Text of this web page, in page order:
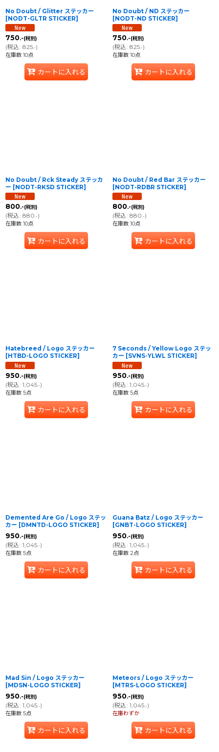
No Doubt / Glitter ステッカー
[NODT-GLTR STICKER]
750.-(税別)
(税込: 825.-)
在庫数 10点
カートに入れる
No Doubt / ND ステッカー
[NODT-ND STICKER]
750.-(税別)
(税込: 825.-)
在庫数 10点
カートに入れる
No Doubt / Rck Steady ステッカ
ー [NODT-RKSD STICKER]
800.-(税別)
(税込: 880.-)
在庫数 10点
カートに入れる
No Doubt / Red Bar ステッカー
[NODT-RDBR STICKER]
800.-(税別)
(税込: 880.-)
在庫数 10点
カートに入れる
Hatebreed / Logo ステッカー
[HTBD-LOGO STICKER]
950.-(税別)
(税込: 1,045.-)
在庫数 5点
カートに入れる
7 Seconds / Yellow Logo ステッ
カー [SVNS-YLWL STICKER]
950.-(税別)
(税込: 1,045.-)
在庫数 5点
カートに入れる
Demented Are Go / Logo ステッ
カー [DMNTD-LOGO STICKER]
950.-(税別)
(税込: 1,045.-)
在庫数 5点
カートに入れる
Guana Batz / Logo ステッカー
[GNBT-LOGO STICKER]
950.-(税別)
(税込: 1,045.-)
在庫数 2点
カートに入れる
Mad Sin / Logo ステッカー
[MDSN-LOGO STICKER]
950.-(税別)
(税込: 1,045.-)
在庫数 5点
カートに入れる
Meteors / Logo ステッカー
[MTRS-LOGO STICKER]
950.-(税別)
(税込: 1,045.-)
在庫わずか
カートに入れる